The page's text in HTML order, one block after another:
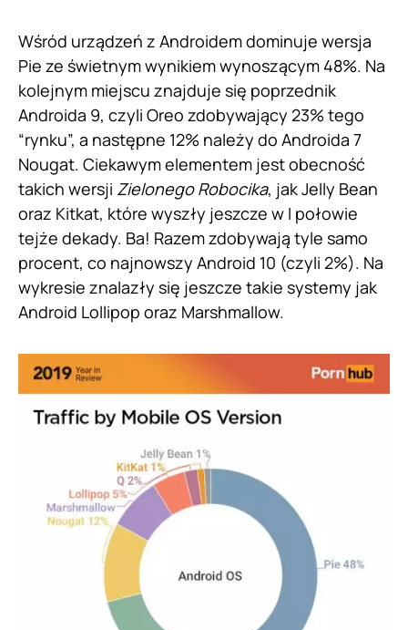
Wśród urządzeń z Androidem dominuje wersja
Pie ze świetnym wynikiem wynoszącym 48%. Na
kolejnym miejscu znajduje się poprzednik
Androida 9, czyli Oreo zdobywający 23% tego
“rynku”, a następne 12% należy do Androida 7
Nougat. Ciekawym elementem jest obecność
takich wersji Zielonego Robocika, jak Jelly Bean
oraz Kitkat, które wyszły jeszcze w I połowie
tejże dekady. Ba! Razem zdobywają tyle samo
procent, co najnowszy Android 10 (czyli 2%). Na
wykresie znalazły się jeszcze takie systemy jak
Android Lollipop oraz Marshmallow.